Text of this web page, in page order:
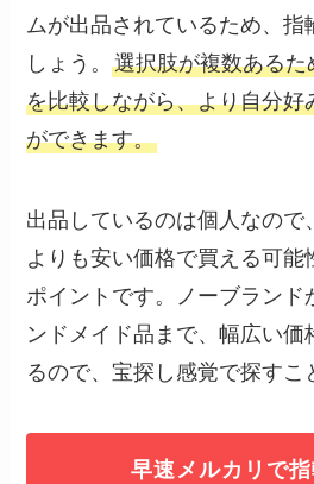
ムが出品されているため、
しょう。選択肢が複数ある
を比較しながら、より自分好
ができます。
出品しているのは個人なので
よりも安い価格で買える可能
ポイントです。ノーブランド
ンドメイド品まで、幅広い価
るので、宝探し感覚で探すこ
早速メルカリで